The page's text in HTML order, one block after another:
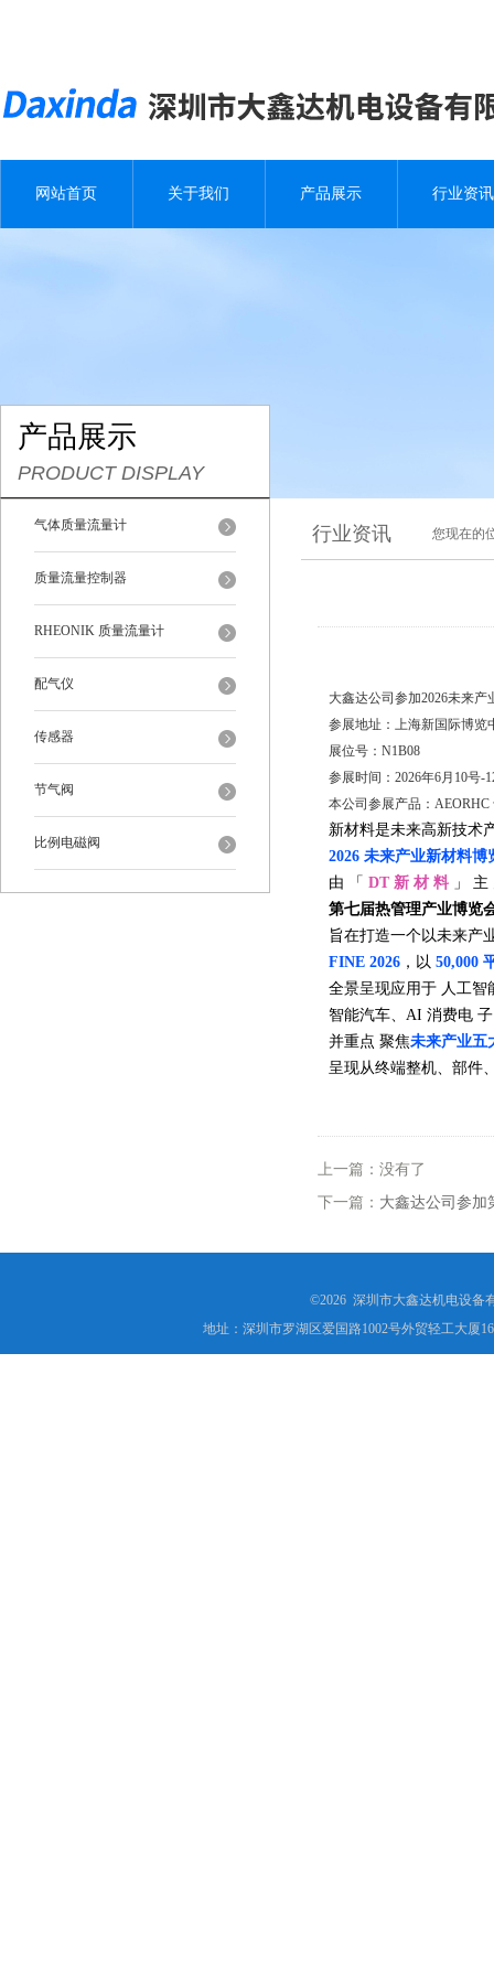
网站首页 关于我们 产品展示 行业资讯
产品展示
PRODUCT DISPLAY
气体质量流量计
质量流量控制器
RHEONIK 质量流量计
配气仪
传感器
节气阀
比例电磁阀
行业资讯 您现在的
大鑫达公司参加2026未来产
参展地址：上海新国际博览
展位号：N1B08
参展时间：2026年6月10号-
本公司参展产品：
新材料是未来高新技术
2026 未来产业新材料博
由 「 DT 新 材 料 」
第七届热管理产业博览
旨在打造一个以未来产
FINE 2026 ，以 50,000
全景呈现应用于 人工智
智能汽车、AI 消费电
并重点 聚焦未来产业五
呈现从终端整机、部件
上一篇：没有了
下一篇： 大鑫达公司参加
©2026 深圳市大鑫达机电设备
地址：深圳市罗湖区爱国路1002号外贸轻工大厦